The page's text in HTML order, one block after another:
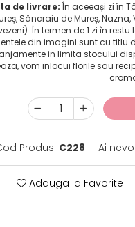
de livrare: În aceeași zi în
Sâncraiu de Mureș,
În termen de 1 zi în
din imagini sunt cu titlu
in limita stocului
vom inlocui florile sau
Produs: C228 Ai
Adauga la Favorite